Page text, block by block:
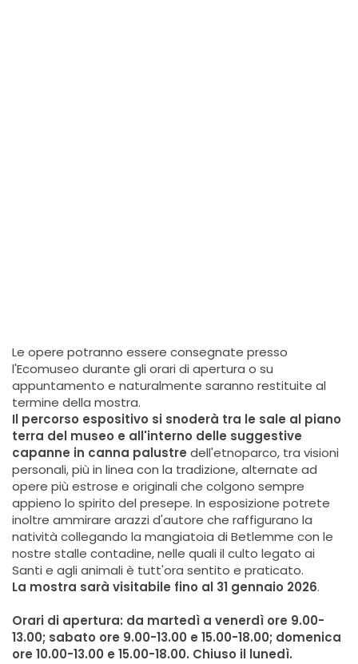
Le opere potranno essere consegnate presso
l'Ecomuseo durante gli orari di apertura o su
appuntamento e naturalmente saranno restituite al
termine della mostra.
Il percorso espositivo si snoderà tra le sale al piano
terra del museo e all'interno delle suggestive
capanne in canna palustre dell'etnoparco, tra visioni
personali, più in linea con la tradizione, alternate ad
opere più estrose e originali che colgono sempre
appieno lo spirito del presepe. In esposizione potrete
inoltre ammirare arazzi d'autore che raffigurano la
natività collegando la mangiatoia di Betlemme con le
nostre stalle contadine, nelle quali il culto legato ai
Santi e agli animali è tutt'ora sentito e praticato.
La mostra sarà visitabile fino al 31 gennaio 2026.
Orari di apertura: da martedì a venerdì ore 9.00-
13.00; sabato ore 9.00-13.00 e 15.00-18.00; domenica
ore 10.00-13.00 e 15.00-18.00. Chiuso il lunedì.